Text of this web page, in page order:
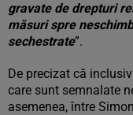
gravate de drepturi
măsuri spre
sechestrate”.
De precizat că
care sunt semnalate
asemenea, între